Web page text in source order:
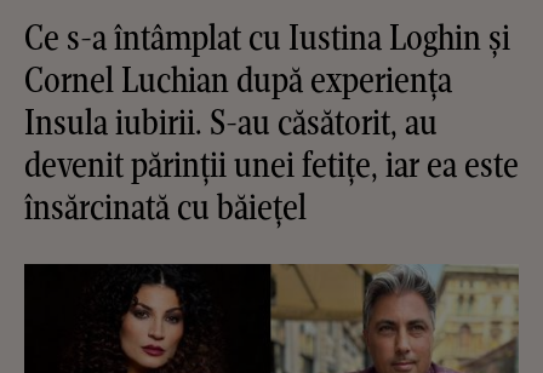
Ce s-a întâmplat cu Iustina Loghin și
Cornel Luchian după experiența
Insula iubirii. S-au căsătorit, au
devenit părinții unei fetițe, iar ea este
însărcinată cu băiețel